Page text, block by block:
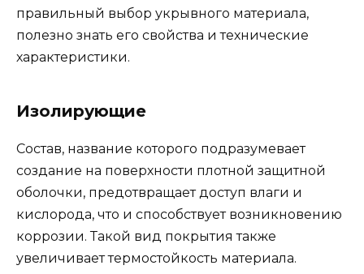
правильный выбор укрывного материала,
полезно знать его свойства и технические
характеристики.
Изолирующие
Состав, название которого подразумевает
создание на поверхности плотной защитной
оболочки, предотвращает доступ влаги и
кислорода, что и способствует возникновению
коррозии. Такой вид покрытия также
увеличивает термостойкость материала.